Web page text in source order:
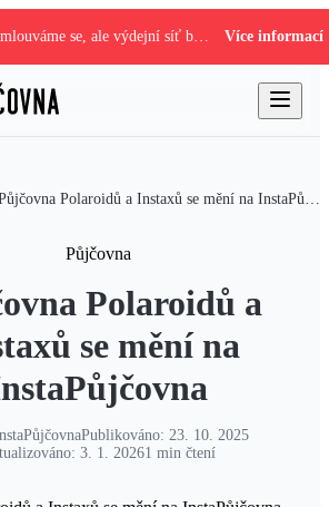
Vážení zákazníci, omlouváme se, ale výdejní síť boxů je mimo provoz. Nastalou situaci řešíme. Více informací
Půjčovna Polaroidů a Instaxů se mění na InstaPůjčovna
Půjčovna
Polaroidů a
se mění na
Publikováno: 23. 10. 2025
3. 1. 20261 min čtení